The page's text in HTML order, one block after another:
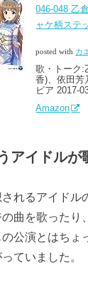
046-048 乙
ャケ柄ステ
posted with カ
歌・トーク:
香)、依田芳
ビア 2017-
Amazon
アイドルが
れるアイドル
曲を歌ったり
公演とはちょ
ていました。